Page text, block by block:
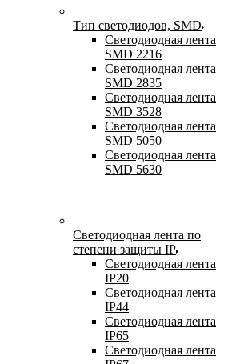
Тип светодиодов, SMD
Cветодиодная лента
SMD 2216
Светодиодная лента
SMD 2835
Светодиодная лента
SMD 3528
Светодиодная лента
SMD 5050
Светодиодная лента
SMD 5630
Светодиодная лента по
степени защиты IP
Светодиодная лента
IP20
Светодиодная лента
IP44
Светодиодная лента
IP65
Светодиодная лента